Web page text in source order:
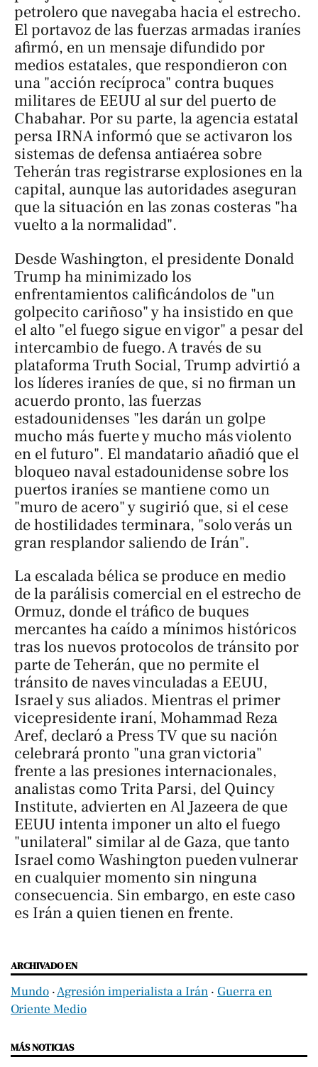
petrolero que navegaba hacia el estrecho.
El portavoz de las fuerzas armadas iraníes
afirmó, en un mensaje difundido por
medios estatales, que respondieron con
una "acción recíproca" contra buques
militares de EEUU al sur del puerto de
Chabahar. Por su parte, la agencia estatal
persa IRNA informó que se activaron los
sistemas de defensa antiaérea sobre
Teherán tras registrarse explosiones en la
capital, aunque las autoridades aseguran
que la situación en las zonas costeras "ha
vuelto a la normalidad".
Desde Washington, el presidente Donald
Trump ha minimizado los
enfrentamientos calificándolos de "un
golpecito cariñoso" y ha insistido en que
el alto "el fuego sigue en vigor" a pesar del
intercambio de fuego. A través de su
plataforma Truth Social, Trump advirtió a
los líderes iraníes de que, si no firman un
acuerdo pronto, las fuerzas
estadounidenses "les darán un golpe
mucho más fuerte y mucho más violento
en el futuro". El mandatario añadió que el
bloqueo naval estadounidense sobre los
puertos iraníes se mantiene como un
"muro de acero" y sugirió que, si el cese
de hostilidades terminara, "solo verás un
gran resplandor saliendo de Irán".
La escalada bélica se produce en medio
de la parálisis comercial en el estrecho de
Ormuz, donde el tráfico de buques
mercantes ha caído a mínimos históricos
tras los nuevos protocolos de tránsito por
parte de Teherán, que no permite el
tránsito de naves vinculadas a EEUU,
Israel y sus aliados. Mientras el primer
vicepresidente iraní, Mohammad Reza
Aref, declaró a Press TV que su nación
celebrará pronto "una gran victoria"
frente a las presiones internacionales,
analistas como Trita Parsi, del Quincy
Institute, advierten enAl Jazeera de que
EEUU intenta imponer un alto el fuego
"unilateral" similar al de Gaza, que tanto
Israel como Washington pueden vulnerar
en cualquier momento sin ninguna
consecuencia. Sin embargo, en este caso
es Irán a quien tienen en frente.
ARCHIVADO EN
Mundo ‧Agresión imperialista a Irán ‧ Guerra en
Oriente Medio
MÁS NOTICIAS